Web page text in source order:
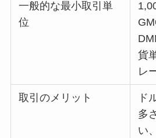
一般的な最小取引単
位
貨
レ
取引のメリット
ド
多
い